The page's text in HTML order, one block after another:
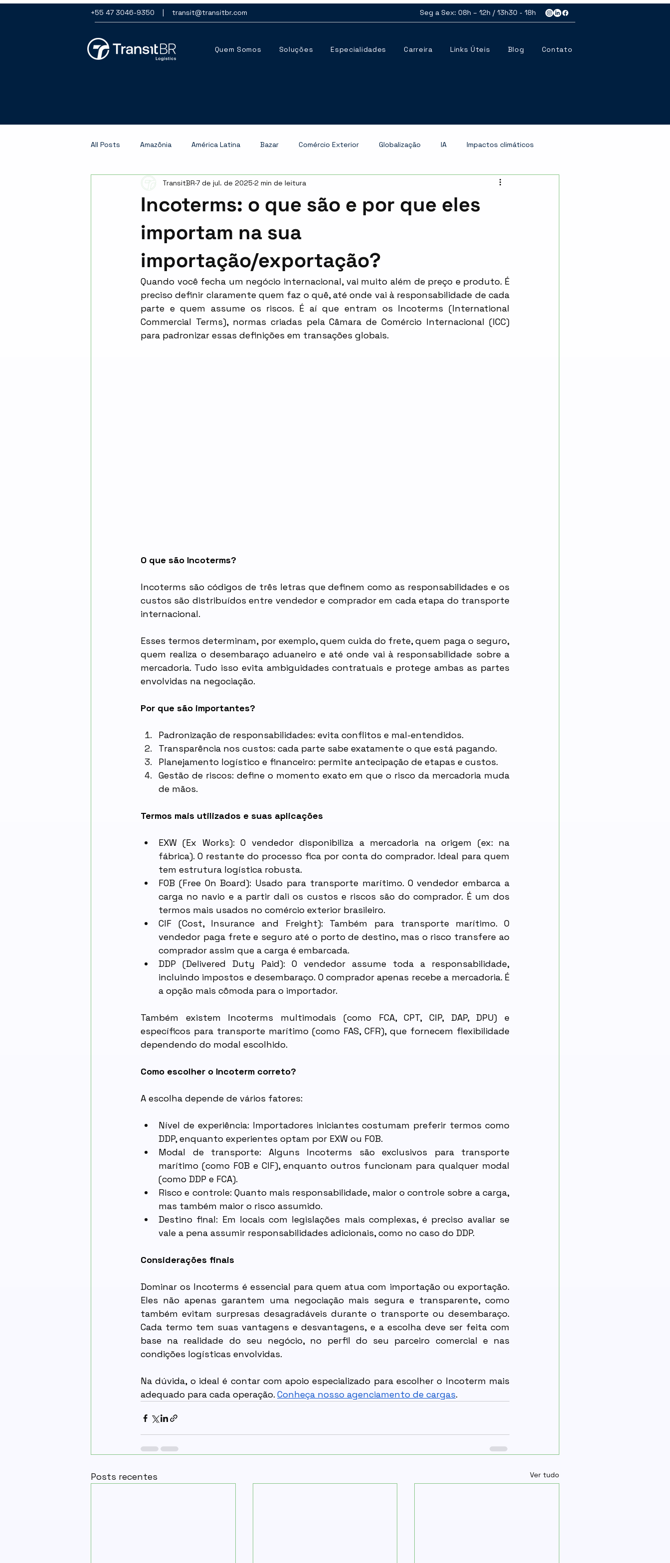
+55 47 3046-9350 | transit@transitbr.com Seg a Sex: 08h – 12h / 13h30 - 18h
Quem Somos Soluções Especialidades Carreira Links Úteis Blog Contato
All Posts Amazônia América Latina Bazar Comércio Exterior Globalização IA Impactos climáticos
importação Inteligência Artificial Logística Modais Logísticos
Incoterms: o que são e por que eles
importam na sua
importação/exportação?
TransitBR 7 de jul. de 2025 2 min de leitura
Quando você fecha um negócio internacional, vai muito além de preço e produto. É
preciso definir claramente quem faz o quê, até onde vai à responsabilidade de cada
parte e quem assume os riscos. É aí que entram os Incoterms (International
Commercial Terms), normas criadas pela Câmara de Comércio Internacional (ICC)
para padronizar essas definições em transações globais.
O que são Incoterms?
Incoterms são códigos de três letras que definem como as responsabilidades e os
custos são distribuídos entre vendedor e comprador em cada etapa do transporte
internacional.
Esses termos determinam, por exemplo, quem cuida do frete, quem paga o seguro,
quem realiza o desembaraço aduaneiro e até onde vai à responsabilidade sobre a
mercadoria. Tudo isso evita ambiguidades contratuais e protege ambas as partes
envolvidas na negociação.
Por que são importantes?
Padronização de responsabilidades: evita conflitos e mal-entendidos.
Transparência nos custos: cada parte sabe exatamente o que está pagando.
Planejamento logístico e financeiro: permite antecipação de etapas e custos.
Gestão de riscos: define o momento exato em que o risco da mercadoria muda
de mãos.
Termos mais utilizados e suas aplicações
EXW (Ex Works): O vendedor disponibiliza a mercadoria na origem (ex: na
fábrica). O restante do processo fica por conta do comprador. Ideal para quem
tem estrutura logística robusta.
FOB (Free On Board): Usado para transporte marítimo. O vendedor embarca a
carga no navio e a partir dali os custos e riscos são do comprador. É um dos
termos mais usados no comércio exterior brasileiro.
CIF (Cost, Insurance and Freight): Também para transporte marítimo. O
vendedor paga frete e seguro até o porto de destino, mas o risco transfere ao
comprador assim que a carga é embarcada.
DDP (Delivered Duty Paid): O vendedor assume toda a responsabilidade,
incluindo impostos e desembaraço. O comprador apenas recebe a mercadoria. É
a opção mais cômoda para o importador.
Também existem Incoterms multimodais (como FCA, CPT, CIP, DAP, DPU) e
específicos para transporte marítimo (como FAS, CFR), que fornecem flexibilidade
dependendo do modal escolhido.
Como escolher o Incoterm correto?
A escolha depende de vários fatores:
Nível de experiência: Importadores iniciantes costumam preferir termos como
DDP, enquanto experientes optam por EXW ou FOB.
Modal de transporte: Alguns Incoterms são exclusivos para transporte
marítimo (como FOB e CIF), enquanto outros funcionam para qualquer modal
(como DDP e FCA).
Risco e controle: Quanto mais responsabilidade, maior o controle sobre a carga,
mas também maior o risco assumido.
Destino final: Em locais com legislações mais complexas, é preciso avaliar se
vale a pena assumir responsabilidades adicionais, como no caso do DDP.
Considerações finais
Dominar os Incoterms é essencial para quem atua com importação ou exportação.
Eles não apenas garantem uma negociação mais segura e transparente, como
também evitam surpresas desagradáveis durante o transporte ou desembaraço.
Cada termo tem suas vantagens e desvantagens, e a escolha deve ser feita com
base na realidade do seu negócio, no perfil do seu parceiro comercial e nas
condições logísticas envolvidas.
Na dúvida, o ideal é contar com apoio especializado para escolher o Incoterm mais
adequado para cada operação. Conheça nosso agenciamento de cargas.
Posts recentes Ver tudo